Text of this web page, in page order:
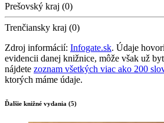
Prešovský kraj (0)
Trenčiansky kraj (0)
Zdroj informácií: Infogate.sk. Údaje
evidencii danej knižnice, môže však už
nájdete zoznam všetkých viac ako 200
ktorých máme údaje.
Ďalšie knižné vydania (5)